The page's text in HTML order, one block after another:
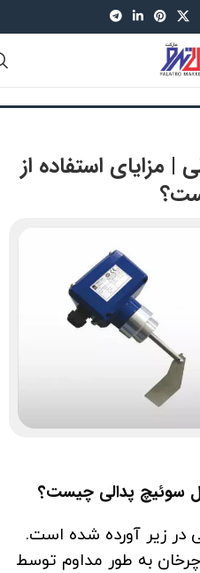
| مزایای استفاده از
سوئیچ پدالی چیست؟
در زیر آورده شده است.
به طور مداوم توسط